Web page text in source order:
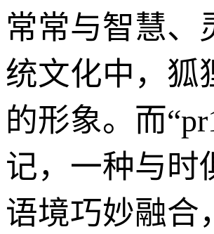
常常与智慧、
统文化中，狐
的形象。而
记，一种与时
语境巧妙融合